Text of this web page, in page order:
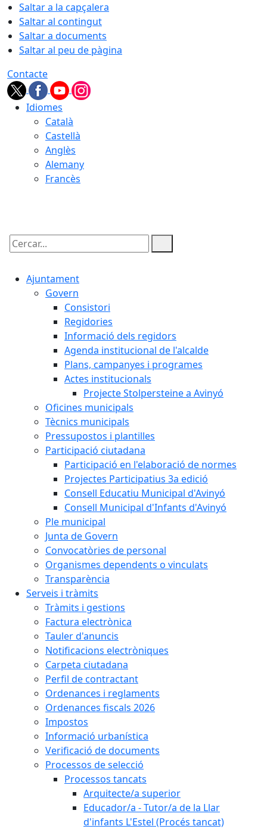
Saltar a la capçalera
Saltar al contingut
Saltar a documents
Saltar al peu de pàgina
Contacte
Idiomes
Català
Castellà
Anglès
Alemany
Francès
Cercar:
Ajuntament
Govern
Consistori
Regidories
Informació dels regidors
Agenda institucional de l'alcalde
Plans, campanyes i programes
Actes institucionals
Projecte Stolpersteine a Avinyó
Oficines municipals
Tècnics municipals
Pressupostos i plantilles
Participació ciutadana
Participació en l'elaboració de normes
Projectes Participatius 3a edició
Consell Educatiu Municipal d'Avinyó
Consell Municipal d'Infants d'Avinyó
Ple municipal
Junta de Govern
Convocatòries de personal
Organismes dependents o vinculats
Transparència
Serveis i tràmits
Tràmits i gestions
Factura electrònica
Tauler d'anuncis
Notificacions electròniques
Carpeta ciutadana
Perfil de contractant
Ordenances i reglaments
Ordenances fiscals 2026
Impostos
Informació urbanística
Verificació de documents
Processos de selecció
Processos tancats
Arquitecte/a superior
Educador/a - Tutor/a de la Llar
d'infants L'Estel (Procés tancat)